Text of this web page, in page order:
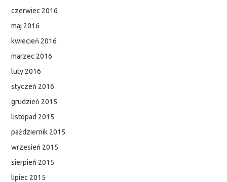
czerwiec 2016
maj 2016
kwiecień 2016
marzec 2016
luty 2016
styczeń 2016
grudzień 2015
listopad 2015
październik 2015
wrzesień 2015
sierpień 2015
lipiec 2015